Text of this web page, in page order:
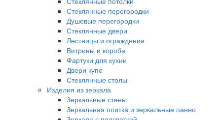
Стеклянные перегородки
Душевые перегородки
Стеклянные двери
Лестницы и ограждения
Витрины и короба
Фартуки для кухни
Двери купе
Стеклянные столы
Изделия из зеркала
Зеркальные стены
Зеркальная плитка и зеркальные панно